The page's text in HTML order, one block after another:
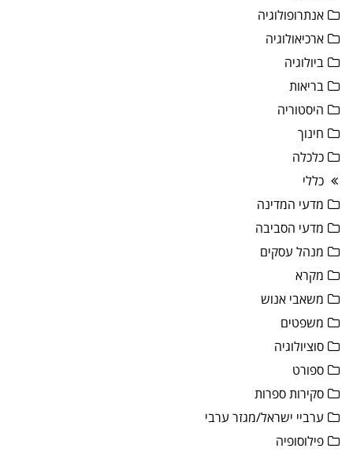
אנתרופולוגיה
ארכיאולוגיה
ביולוגיה
בריאות
היסטוריה
חינוך
כלכלה
כללי
מדעי המדינה
מדעי הסביבה
מנהל עסקים
מקרא
משאבי אנוש
משפטים
סוציולוגיה
ספורט
סקירות ספרות
ערביי ישראל/מגזר ערבי
פילוסופיה